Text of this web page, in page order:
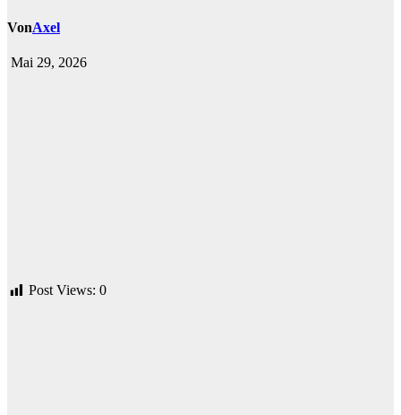
VonAxel
Mai 29, 2026
Post Views: 0